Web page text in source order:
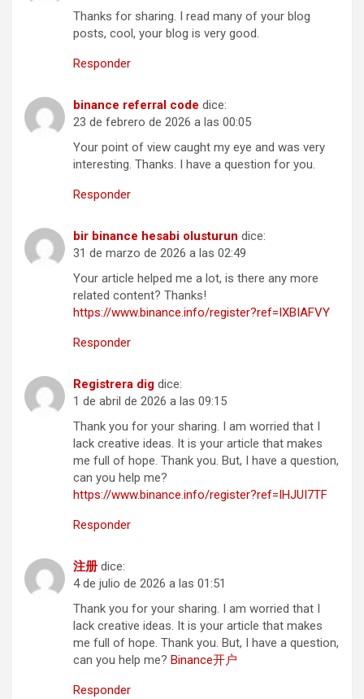
Thanks for sharing. I read many of your blog
posts, cool, your blog is very good.
Responder
binance referral code dice:
23 de febrero de 2026 a las 00:05
Your point of view caught my eye and was very
interesting. Thanks. I have a question for you.
Responder
bir binance hesabi olusturun dice:
31 de marzo de 2026 a las 02:49
Your article helped me a lot, is there any more
related content? Thanks!
https://www.binance.info/register?ref=IXBIAFVY
Responder
Registrera dig dice:
1 de abril de 2026 a las 09:15
Thank you for your sharing. I am worried that I
lack creative ideas. It is your article that makes
me full of hope. Thank you. But, I have a question,
can you help me?
https://www.binance.info/register?ref=IHJUI7TF
Responder
注册 dice:
4 de julio de 2026 a las 01:51
Thank you for your sharing. I am worried that I
lack creative ideas. It is your article that makes
me full of hope. Thank you. But, I have a question,
can you help me? Binance开户
Responder